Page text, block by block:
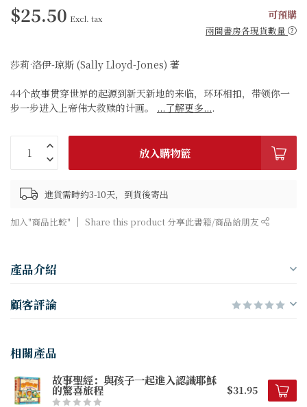
$25.50 Excl. tax 可預購
兩間書房各現貨數量
莎莉·洛伊-琼斯 (Sally Lloyd-Jones) 著
44个故事贯穿世界的起源到新天新地的来临，环环相扣，带领你一
步一步进入上帝伟大救赎的计画。 ...了解更多....
放入購物籃
進貨需時約3-10天，到貨後寄出
加入"商品比較" Share this product 分享此書籍/商品給朋友
產品介紹
顧客評論
相關產品
故事聖經：與孩子一起進入認識耶穌
的驚喜旅程 $31.95